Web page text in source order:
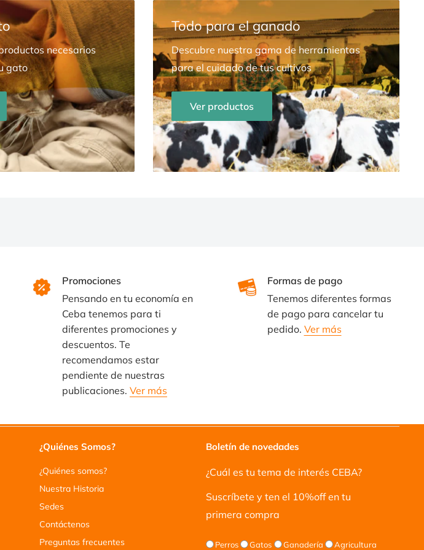
necesarios
gato
Todo para el ganado
Descubre nuestra gama de herramientas
para el cuidado de tus cultivos
Ver productos
Promociones
Pensando en tu economía en
Ceba tenemos para ti
diferentes promociones y
descuentos. Te
recomendamos estar
pendiente de nuestras
publicaciones. Ver más
Formas de pago
Tenemos diferentes formas
de pago para cancelar tu
pedido. Ver más
¿Quiénes Somos?
¿Quiénes somos?
Nuestra Historia
Sedes
Contáctenos
Preguntas frecuentes
Boletín de novedades
¿Cuál es tu tema de interés CEBA?
Suscríbete y ten el 10%off en tu
primera compra
Perros Gatos Ganadería Agricultura